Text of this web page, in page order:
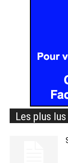
Les plus lus